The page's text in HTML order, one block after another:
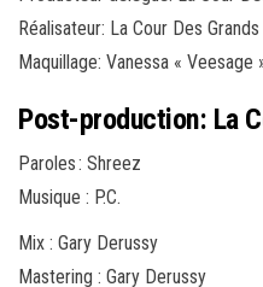
Réalisateur: La Cour Des Grands
Maquillage: Vanessa « Veesage
Post-production: La
Paroles : Shreez
Musique : P.C.
Mix : Gary Derussy
Mastering : Gary Derussy